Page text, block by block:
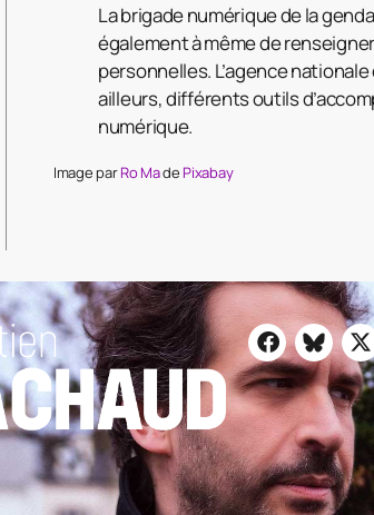
La brigade numérique de la
également à même de
personnelles. L’agence
ailleurs, différents outils
numérique.
Image parRo MadePixabay